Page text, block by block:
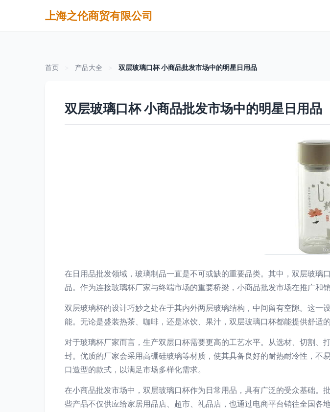
上海之伦商贸有限公司
首页 产品大全 双层玻璃口杯 小商品批发市场中的明星日用品
双层玻璃口杯 小商品批发市场中的明星日用品
在日用品批发领域，玻璃制品一直是不可或缺的重要品类。其中，双层玻
品。作为连接玻璃杯厂家与终端市场的重要桥梁，小商品批发市场在推广和
双层玻璃杯的设计巧妙之处在于其内外两层玻璃结构，中间留有空隙。这
能。无论是盛装热茶、咖啡，还是冰饮、果汁，双层玻璃口杯都能提供舒适
对于玻璃杯厂家而言，生产双层口杯需要更高的工艺水平。从选材、切割
封。优质的厂家会采用高硼硅玻璃等材质，使其具备良好的耐热耐冷性，
口造型的款式，以满足市场多样化需求。
在小商品批发市场中，双层玻璃口杯作为日常用品，具有广泛的受众基础
些产品不仅供应给家居用品店、超市、礼品店，也通过电商平台销往全国